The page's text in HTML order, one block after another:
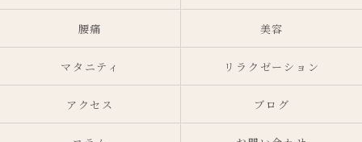
腰痛 美容
マタニティ リラクゼーション
アクセス ブログ